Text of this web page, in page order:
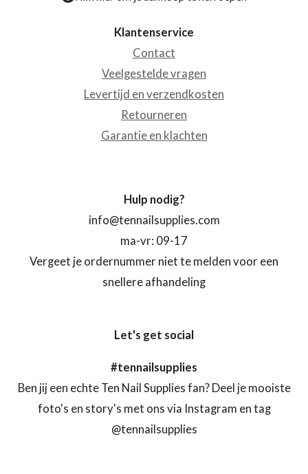
Klantenservice
Contact
Veelgestelde vragen
Levertijd en verzendkosten
Retourneren
Garantie en klachten
Hulp nodig?
info@tennailsupplies.com
ma-vr: 09-17
Vergeet je ordernummer niet te melden voor een
snellere afhandeling
Let's get social
#tennailsupplies
Ben jij een echte Ten Nail Supplies fan? Deel je mooiste
foto's en story's met ons via Instagram en tag
@tennailsupplies